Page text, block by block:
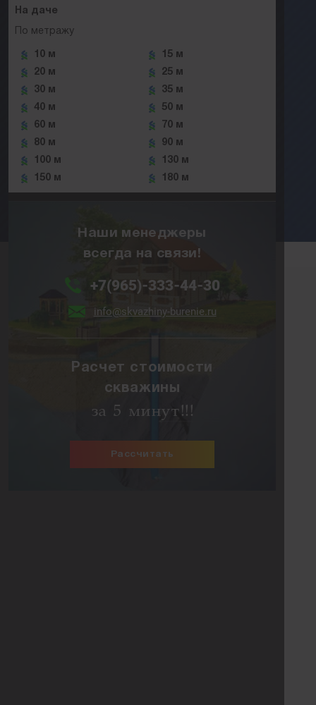
На даче
По метражу
10 м
15 м
20 м
25 м
30 м
35 м
40 м
50 м
60 м
70 м
80 м
90 м
100 м
130 м
150 м
180 м
Наши менеджеры
всегда на связи!
+7(965)-333-44-30
info@skvazhiny-burenie.ru
Расчет стоимости
скважины
за 5 минут!!!
Рассчитать